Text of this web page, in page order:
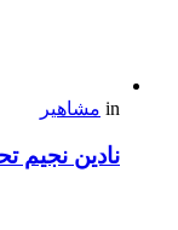
in مشاهير
نادين نجيم